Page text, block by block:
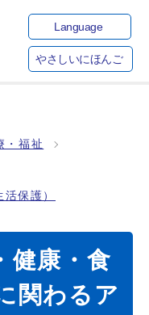
Language
やさしいにほんご
・福祉
保護）
健康・食
関わるア